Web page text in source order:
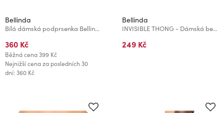
Bellinda
Bílá dámská podprsenka Bellinda COTTON BRA
360 Kč
Běžná cena399 Kč
Nejnižší cena za posledních 30
dní: 360 Kč
Bellinda
INVISIBLE THONG - Dámská bezešvá tanga - černá
249 Kč